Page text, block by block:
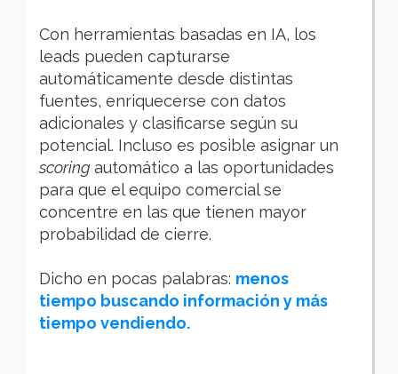
Con herramientas basadas en IA, los
leads pueden capturarse
automáticamente desde distintas
fuentes, enriquecerse con datos
adicionales y clasificarse según su
potencial. Incluso es posible asignar un
scoring automático a las oportunidades
para que el equipo comercial se
concentre en las que tienen mayor
probabilidad de cierre.
Dicho en pocas palabras: menos
tiempo buscando información y más
tiempo vendiendo.